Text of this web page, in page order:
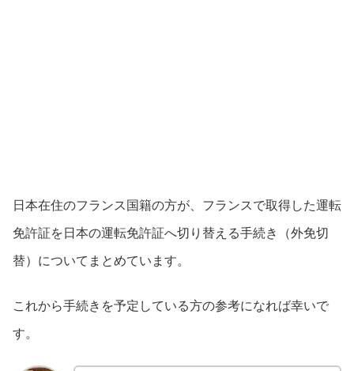
日本在住のフランス国籍の方が、フランスで取得した運転
免許証を日本の運転免許証へ切り替える手続き（外免切
替）についてまとめています。
これから手続きを予定している方の参考になれば幸いで
す。